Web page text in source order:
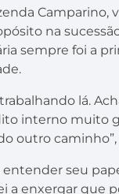
Camparino,
na
sempre foi a
lá.
interno muito
outro caminho”,
seu
a enxergar que